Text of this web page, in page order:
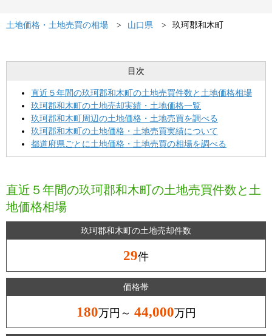
土地価格・土地売買の相場 山口県 玖珂郡和木町
目次
直近５年間の玖珂郡和木町の土地売買件数と土地価格相場
玖珂郡和木町の土地売却実績・土地価格一覧
玖珂郡和木町周辺の土地価格・土地売買を調べる
玖珂郡和木町の土地価格・土地売買実績について
都道府県ごとに土地価格・土地売買の相場を調べる
直近５年間の玖珂郡和木町の土地売買件数と土
地価格相場
玖珂郡和木町の土地売却件数
29件
価格帯
180万円～ 44,000万円